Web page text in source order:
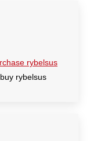
rybelsus
rybelsus